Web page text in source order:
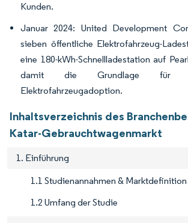
Kunden.
Januar 2024: United Development
sieben öffentliche Elektrofahrzeug-
eine 180-kWh-Schnellladestation auf
damit die Grundlage für
Elektrofahrzeugadoption.
Inhaltsverzeichnis des
Katar-Gebrauchtwagenmarkt
1. Einführung
1.1 Studienannahmen & Marktdefinition
1.2 Umfang der Studie